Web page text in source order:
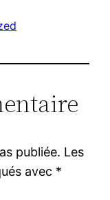
publiée. Les
avec *